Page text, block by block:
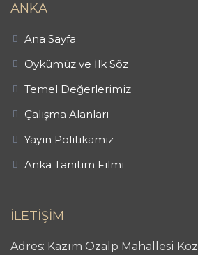
ANKA
Ana Sayfa
Öykümüz ve İlk Söz
Temel Değerlerimiz
Çalışma Alanları
Yayın Politikamız
Anka Tanıtım Filmi
İLETİŞİM
Adres: Kazım Özalp Mahallesi